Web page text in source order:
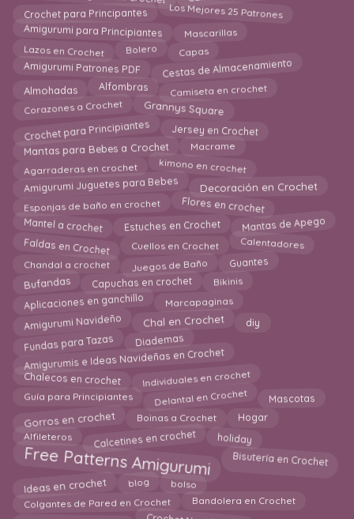
Crochet para Principantes Los Mejores 25 Patrones
Amigurumi para Principiantes Mascarillas
Lazos en Crochet Bolero Capas
Amigurumi Patrones PDF Cestas de Almacenamiento
Almohadas Alfombras Camiseta en crochet
Corazones a Crochet Grannys Square
Crochet para Principiantes Jersey en Crochet
Mantas para Bebes a Crochet Macrame
Agarraderas en crochet kimono en crochet
Amigurumi Juguetes para Bebes Decoración en Crochet
Esponjas de baño en crochet Flores en crochet
Mantel a crochet Estuches en Crochet Mantas de Apego
Faldas en Crochet Cuellos en Crochet Calentadores
Chandal a crochet Juegos de Baño Guantes
Bufandas Capuchas en crochet Bikinis
Aplicaciones en ganchillo Marcapaginas
Amigurumi Navideño Chal en Crochet diy
Fundas para Tazas Diademas
Amigurumis e Ideas Navideñas en Crochet
Chalecos en crochet Individuales en crochet
Guía para Principiantes Delantal en Crochet Mascotas
Gorros en crochet Boinas a Crochet Hogar
Alfileteros Calcetines en crochet holiday
Free Patterns Amigurumi Bisutería en Crochet
Ideas en crochet blog bolso
Colgantes de Pared en Crochet Bandolera en Crochet